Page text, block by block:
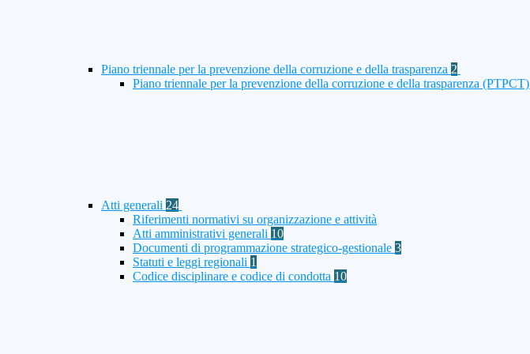
Piano triennale per la prevenzione della corruzione e della trasparenza 2
Piano triennale per la prevenzione della corruzione e della trasparenza (PTPCT)
Atti generali 24
Riferimenti normativi su organizzazione e attività
Atti amministrativi generali 10
Documenti di programmazione strategico-gestionale 3
Statuti e leggi regionali 1
Codice disciplinare e codice di condotta 10